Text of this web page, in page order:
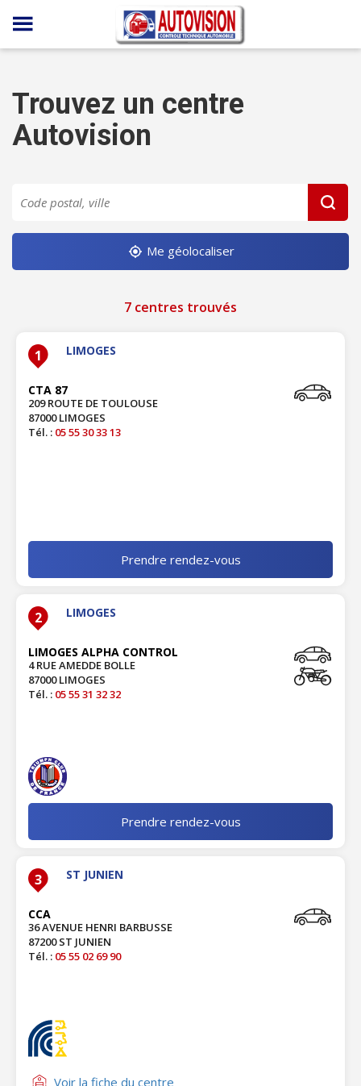
Panneau de gestion des cookies
Trouvez un centre
Autovision
Me géolocaliser
7 centres trouvés
1 LIMOGES
CTA 87
209 ROUTE DE TOULOUSE
87000 LIMOGES
Tél. : 05 55 30 33 13
Prendre rendez-vous
2 LIMOGES
LIMOGES ALPHA CONTROL
4 RUE AMEDDE BOLLE
87000 LIMOGES
Tél. : 05 55 31 32 32
Prendre rendez-vous
3 ST JUNIEN
CCA
36 AVENUE HENRI BARBUSSE
87200 ST JUNIEN
Tél. : 05 55 02 69 90
Voir la fiche du centre